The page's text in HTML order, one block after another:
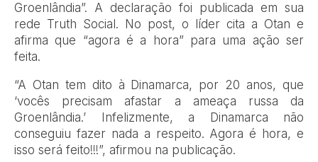
Groenlândia”. A declaração foi publicada em sua
rede Truth Social. No post, o líder cita a Otan e
afirma que “agora é a hora” para uma ação ser
feita.
“A Otan tem dito à Dinamarca, por 20 anos, que
‘vocês precisam afastar a ameaça russa da
Groenlândia.’ Infelizmente, a Dinamarca não
conseguiu fazer nada a respeito. Agora é hora, e
isso será feito!!!”, afirmou na publicação.